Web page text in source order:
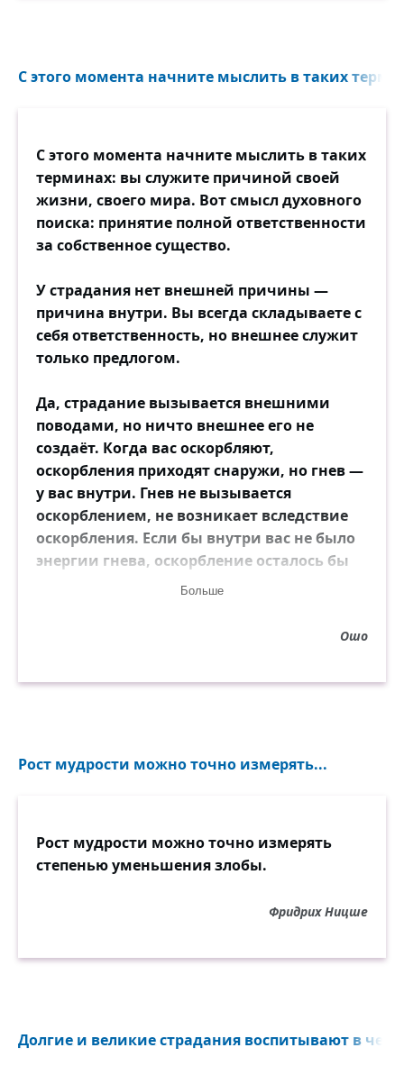
С этого момента начните мыслить в таких
С этого момента начните мыслить в таких
терминах: вы служите причиной своей
жизни, своего мира. Вот смысл духовного
поиска: принятие полной ответственности
за собственное существо.
У страдания нет внешней причины —
причина внутри. Вы всегда складываете с
себя ответственность, но внешнее служит
только предлогом.
Да, страдание вызывается внешними
поводами, но ничто внешнее его не
создаёт. Когда вас оскорбляют,
оскорбления приходят снаружи, но гнев —
у вас внутри. Гнев не вызывается
оскорблением, не возникает вследствие
оскорбления. Если бы внутри вас не было
энергии гнева, оскорбление осталось бы
бессильным. Оно бы просто прошло мимо,
значит начать путешествие
Больше
Ошо
Рост мудрости можно точно измерять...
Рост мудрости можно точно измерять
степенью уменьшения злобы.
Фридрих Ницше
Долгие и великие страдания воспитывают в